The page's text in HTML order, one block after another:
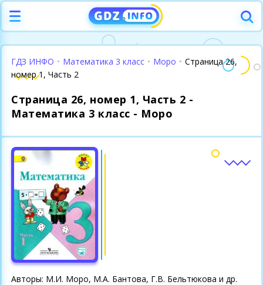
ГДЗ ИНФО • Математика 3 класс • Моро • Страница 26,
номер 1, Часть 2
Страница 26, номер 1, Часть 2 -
Математика 3 класс - Моро
Авторы: М.И. Моро, М.А. Бантова, Г.В. Бельтюкова и др.